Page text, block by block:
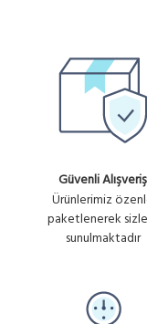
Güvenli Alışveriş
Ürünlerimiz
paketlenerek
sunulmaktadır